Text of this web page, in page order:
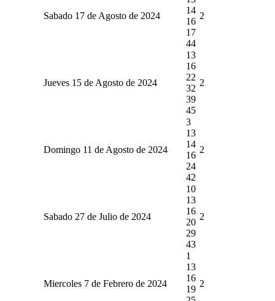
Sabado 17 de Agosto de 2024
14
16
17
44
2
Jueves 15 de Agosto de 2024
13
16
22
32
39
45
2
Domingo 11 de Agosto de 2024
3
13
14
16
24
42
2
Sabado 27 de Julio de 2024
10
13
16
20
29
43
2
Miercoles 7 de Febrero de 2024
1
13
16
19
2